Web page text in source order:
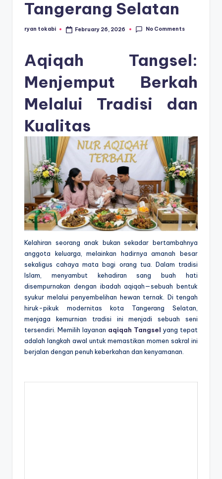
Tangerang Selatan
Posted
ryan tokabi February 26, 2026 No Comments
Aqiqah Tangsel:
Menjemput Berkah
Melalui Tradisi dan
Kualitas
Kelahiran seorang anak bukan sekadar bertambahnya
anggota keluarga, melainkan hadirnya amanah besar
sekaligus cahaya mata bagi orang tua. Dalam tradisi
Islam, menyambut kehadiran sang buah hati
disempurnakan dengan ibadah aqiqah—sebuah bentuk
syukur melalui penyembelihan hewan ternak. Di tengah
hiruk-pikuk modernitas kota Tangerang Selatan,
menjaga kemurnian tradisi ini menjadi sebuah seni
tersendiri. Memilih layanan aqiqah Tangsel yang tepat
adalah langkah awal untuk memastikan momen sakral ini
berjalan dengan penuh keberkahan dan kenyamanan.